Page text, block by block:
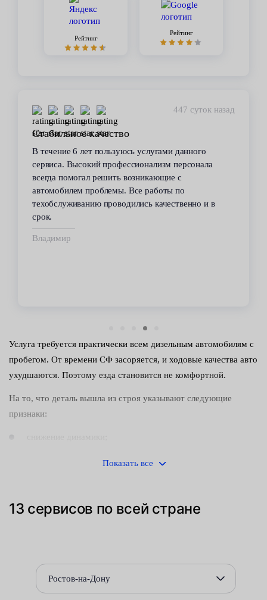
Рейтинг
Рейтинг
447 суток назад
Стабильное качество
В течение 6 лет пользуюсь услугами данного
сервиса. Высокий профессионализм персонала
всегда помогал решить возникающие с
автомобилем проблемы. Все работы по
техобслуживанию проводились качественно и в
срок.
Владимир
Услуга требуется практически всем дизельным автомобилям с
пробегом. От времени СФ засоряется, и ходовые качества авто
ухудшаются. Поэтому езда становится не комфортной.
На то, что деталь вышла из строя указывают следующие
признаки:
повышение потребления топлива;
компьютере;
Иногда похожие симптомы возникают и при других
неисправностях. Поэтому рекомендуется в разумные сроки
Показать все
13 сервисов по всей стране
Ростов-на-Дону